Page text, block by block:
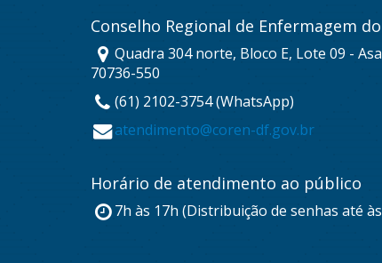
Conselho Regional de Enfermagem
Quadra 304 norte, Bloco E, Lote 09 -
70736-550
(61) 2102-3754 (WhatsApp)
atendimento@coren-df.gov.br
Horário de atendimento ao público
7h às 17h (Distribuição de senhas até